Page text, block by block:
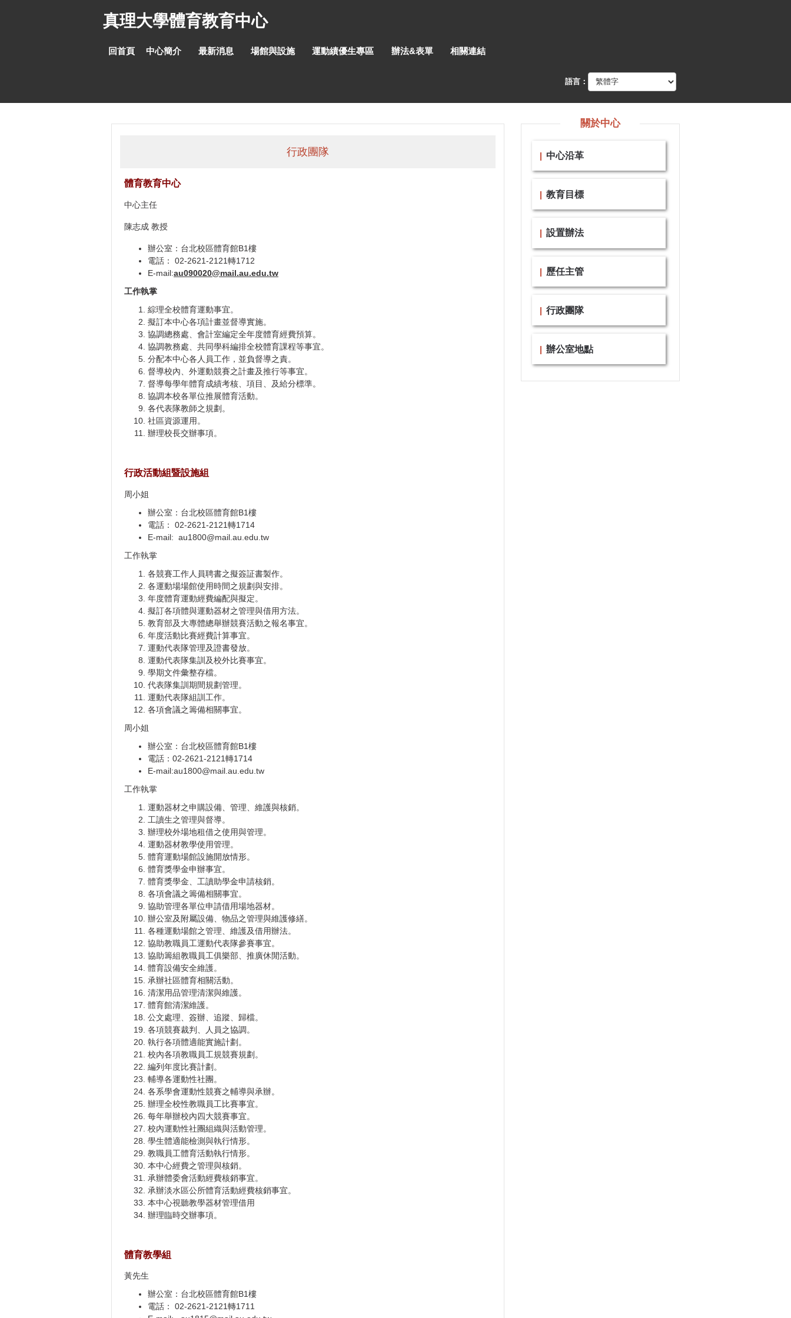
真理大學體育教育中心
回首頁 中心簡介 最新消息 場館與設施 運動績優生專區 辦法&表單 相關連結
語言：
行政團隊
體育教育中心
中心主任
陳志成 教授
辦公室：台北校區體育館B1樓
電話： 02-2621-2121轉1712
E-mail:au090020@mail.au.edu.tw
工作執掌
綜理全校體育運動事宜。
擬訂本中心各項計畫並督導實施。
協調總務處、會計室編定全年度體育經費預算。
協調教務處、共同學科編排全校體育課程等事宜。
分配本中心各人員工作，並負督導之責。
督導校內、外運動競賽之計畫及推行等事宜。
督導每學年體育成績考核、項目、及給分標準。
協調本校各單位推展體育活動。
各代表隊教師之規劃。
社區資源運用。
辦理校長交辦事項。
行政活動組暨設施組
周小姐
辦公室：台北校區體育館B1樓
電話： 02-2621-2121轉1714
E-mail: au1800@mail.au.edu.tw
工作執掌
各競賽工作人員聘書之擬簽証書製作。
各運動場場館使用時間之規劃與安排。
年度體育運動經費編配與擬定。
擬訂各項體與運動器材之管理與借用方法。
教育部及大專體總舉辦競賽活動之報名事宜。
年度活動比賽經費計算事宜。
運動代表隊管理及證書發放。
運動代表隊集訓及校外比賽事宜。
學期文件彙整存檔。
代表隊集訓期間規劃管理。
運動代表隊組訓工作。
各項會議之籌備相關事宜。
周小姐
辦公室：台北校區體育館B1樓
電話：02-2621-2121轉1714
E-mail:au1800@mail.au.edu.tw
工作執掌
運動器材之申購設備、管理、維護與核銷。
工讀生之管理與督導。
辦理校外場地租借之使用與管理。
運動器材教學使用管理。
體育運動場館設施開放情形。
體育獎學金申辦事宜。
體育獎學金、工讀助學金申請核銷。
各項會議之籌備相關事宜。
協助管理各單位申請借用場地器材。
辦公室及附屬設備、物品之管理與維護修繕。
各種運動場館之管理、維護及借用辦法。
協助教職員工運動代表隊參賽事宜。
協助籌組教職員工俱樂部、推廣休閒活動。
體育設備安全維護。
承辦社區體育相關活動。
清潔用品管理清潔與維護。
體育館清潔維護。
公文處理、簽辦、追蹤、歸檔。
各項競賽裁判、人員之協調。
執行各項體適能實施計劃。
校內各項教職員工規競賽規劃。
編列年度比賽計劃。
輔導各運動性社團。
各系學會運動性競賽之輔導與承辦。
辦理全校性教職員工比賽事宜。
每年舉辦校內四大競賽事宜。
校內運動性社團組織與活動管理。
學生體適能檢測與執行情形。
教職員工體育活動執行情形。
本中心經費之管理與核銷。
承辦體委會活動經費核銷事宜。
承辦淡水區公所體育活動經費核銷事宜。
本中心視聽教學器材管理借用
辦理臨時交辦事項。
體育教學組
黃先生
辦公室：台北校區體育館B1樓
電話： 02-2621-2121轉1711
關於中心
中心沿革
教育目標
設置辦法
歷任主管
行政團隊
辦公室地點